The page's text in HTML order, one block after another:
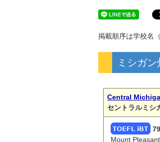
掲載順序は学校名
ミシガ
Central
セントラルミシ
79
Mount